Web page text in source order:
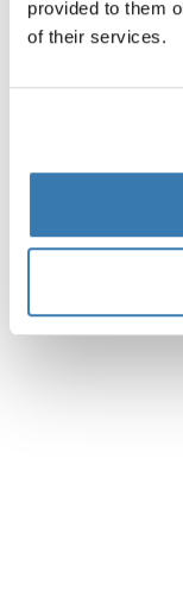
provided to them
of their services.
Todas las